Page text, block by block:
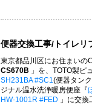
便器交換工事/トイレリ
東京都品川区にお住まいの
CS670B 」を、TOTO製ピ
SH231BA #SC1(便器タン
ジナル温水洗浄暖房便座『
HW-1001R #FED 」に交換